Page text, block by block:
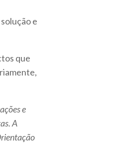
e
que
e
A